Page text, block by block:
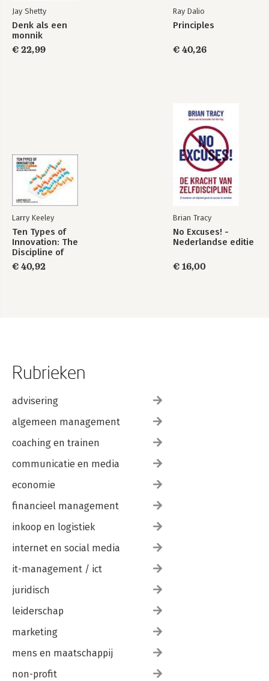
Jay Shetty
Denk als een
monnik
€ 22,99
Ray Dalio
Principles
€ 40,26
Larry Keeley
Ten Types of
Innovation: The
Discipline of
Building
Breakthroughs
€ 40,92
Brian Tracy
No Excuses! -
Nederlandse editie
€ 16,00
Rubrieken
advisering
algemeen management
coaching en trainen
communicatie en media
economie
financieel management
inkoop en logistiek
internet en social media
it-management / ict
juridisch
leiderschap
marketing
mens en maatschappij
non-profit